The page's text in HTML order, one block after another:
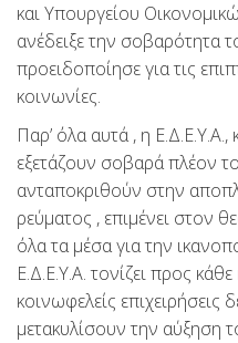
και Υπουργείου
ανέδειξε την σοβαρότητα
προειδοποίησε για τις
κοινωνίες.
Παρ’ όλα αυτά , η Ε.Δ.Ε.Υ.Α.,
εξετάζουν σοβαρά πλέον
ανταποκριθούν στην
ρεύματος , επιμένει στον
όλα τα μέσα για την
Ε.Δ.Ε.Υ.Α. τονίζει προς
κοινωφελείς επιχειρήσεις
μετακυλίσουν την αύξηση